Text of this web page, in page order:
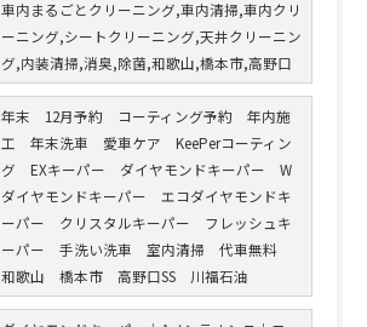
車内まるごとクリーニング,車内清掃,車内クリ
ーニング,シートクリーニング,天井クリーニン
グ,内装清掃,消臭,除菌,和歌山,橋本市,高野口
年末 12月予約 コーティング予約 年内施
工 年末洗車 愛車ケア KeePerコーティン
グ EXキーパー ダイヤモンドキーパー W
ダイヤモンドキーパー エコダイヤモンドキ
ーパー クリスタルキーパー フレッシュキ
ーパー 手洗い洗車 室内清掃 代車無料
和歌山 橋本市 高野口SS 川福石油